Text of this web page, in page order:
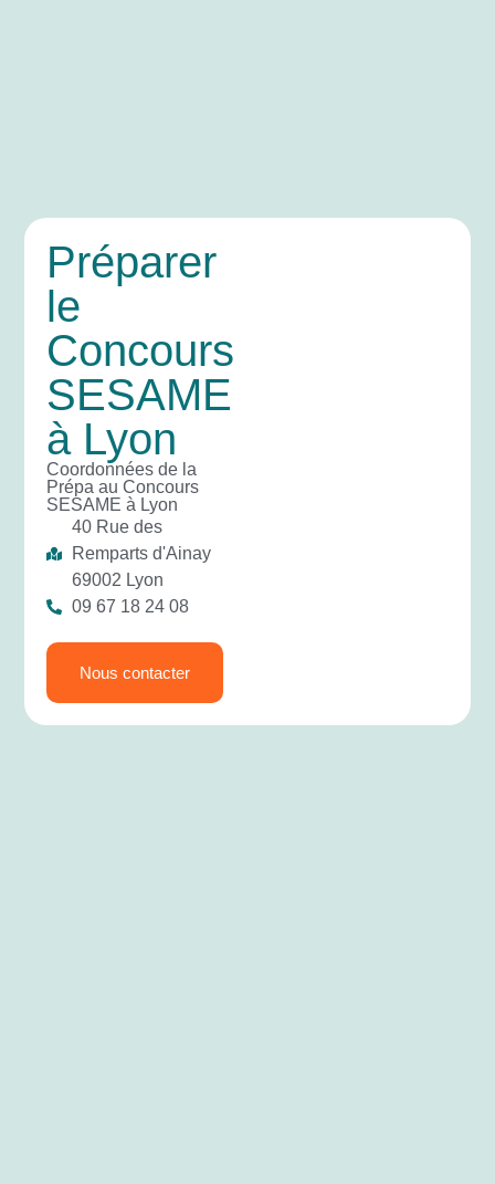
Préparer
le
Concours
SESAME
à Lyon
Coordonnées de la
Prépa au Concours
SESAME à Lyon
40 Rue des
Remparts d'Ainay
69002 Lyon
09 67 18 24 08
Nous contacter